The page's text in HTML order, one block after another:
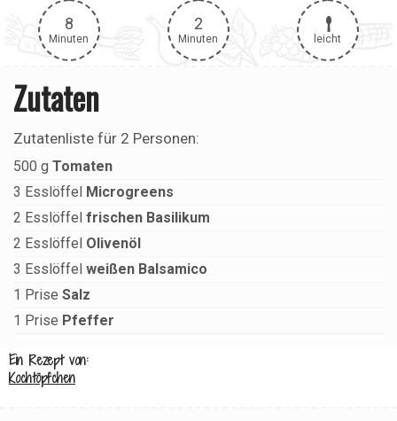
8
Minuten
2
Minuten leicht
Zutaten
Zutatenliste für 2 Personen:
500 g Tomaten
3 Esslöffel
Microgreens
2 Esslöffel frischen Basilikum
2 Esslöffel Olivenöl
3 Esslöffel weißen Balsamico
1 Prise Salz
1 Prise Pfeffer
Ein Rezept von:
Kochtöpfchen